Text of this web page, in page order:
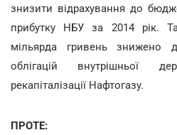
знизити відрахування до
прибутку НБУ за 2014 рік.
мільярда гривень знижено
облігацій внутрішньої
рекапіталізації Нафтогазу.
ПРОТЕ: